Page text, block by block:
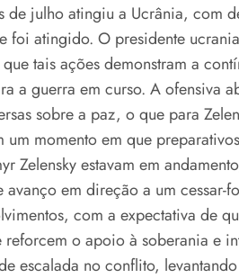
de julho atingiu a Ucrânia, com
foi atingido. O presidente
tais ações demonstram a
a guerra em curso. A ofensiva
sobre a paz, o que para
momento em que
Zelensky estavam em
em direção a um cessar-
com a expectativa de
reforcem o apoio à soberania e
escalada no conflito,